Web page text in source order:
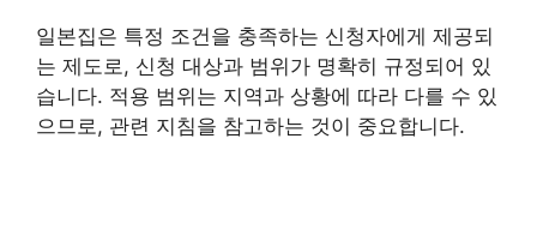
일본집은 특정 조건을 충족하는 신청자에게 제공되
는 제도로, 신청 대상과 범위가 명확히 규정되어 있
습니다. 적용 범위는 지역과 상황에 따라 다를 수 있
으므로, 관련 지침을 참고하는 것이 중요합니다.